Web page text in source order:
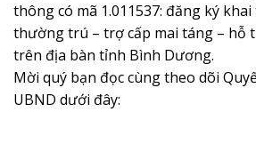
thông có mã 1.011537: đăng ký
thường trú – trợ cấp mai táng – hỗ
trên địa bàn tỉnh Bình Dương.
Mời quý bạn đọc cùng theo dõi
UBND dưới đây: